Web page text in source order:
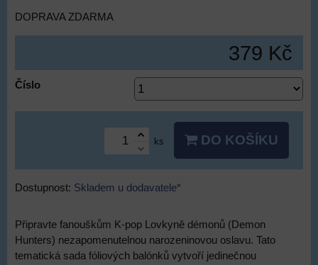
DOPRAVA ZDARMA
379 Kč
Číslo
ks DO KOŠÍKU
Dostupnost: Skladem u dodavatele*
Připravte fanouškům K-pop Lovkyně démonů (Demon
Hunters) nezapomenutelnou narozeninovou oslavu. Tato
tematická sada fóliových balónků vytvoří jedinečnou